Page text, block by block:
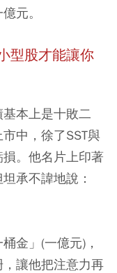
元。
型股才能讓你
本上是十敗二
中，徐了SST與
。他名片上印著
承不諱地說：
金」(一億元)，
讓他把注意力再